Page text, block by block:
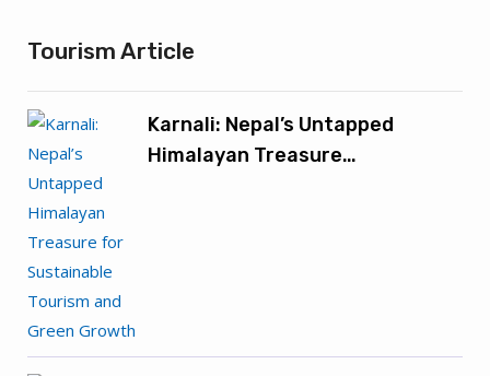
Tourism Article
Karnali: Nepal’s Untapped
Himalayan Treasure…